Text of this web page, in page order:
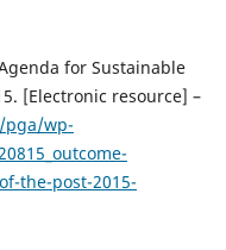
for Sustainable
[Electronic resource] –
wp-
the-post-2015-